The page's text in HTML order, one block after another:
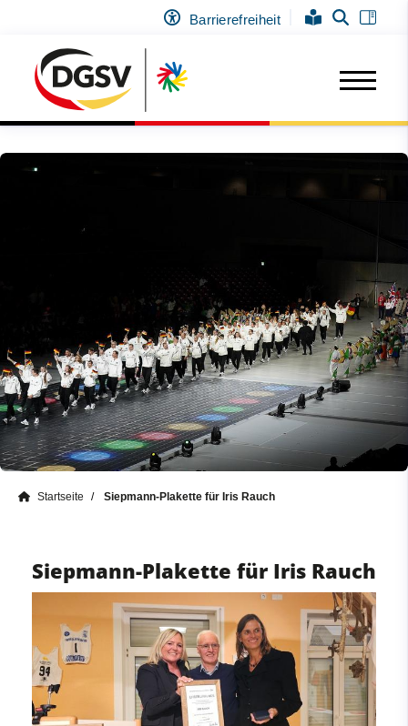
Barrierefreiheit
Startseite Siepmann-Plakette für Iris Rauch
Siepmann-Plakette für Iris Rauch